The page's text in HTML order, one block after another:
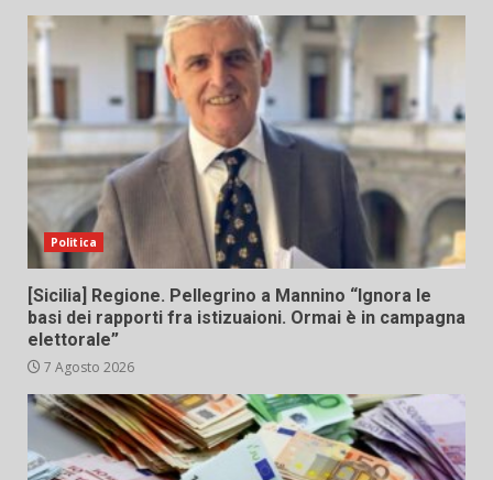
Politica
[Sicilia] Regione. Pellegrino a Mannino “Ignora le
basi dei rapporti fra istizuaioni. Ormai è in campagna
elettorale”
7 Agosto 2026